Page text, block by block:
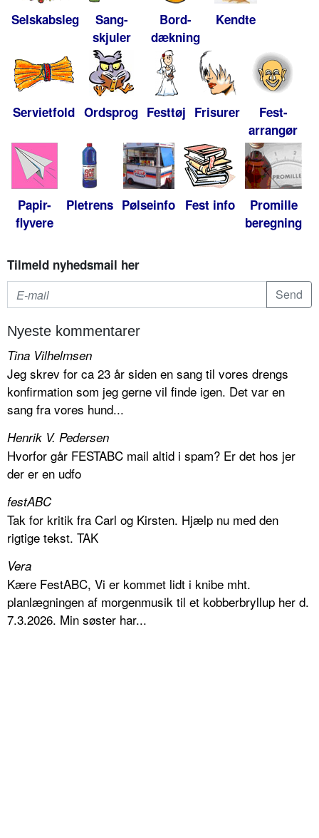
Selskabsleg
Sang-
skjuler
Bord-
dækning
Kendte
Servietfold Ordsprog Festtøj Frisurer
Fest-
arrangør
Papir-
flyvere
Pletrens Pølseinfo Fest info
Promille
beregning
Tilmeld nyhedsmail her
Nyeste kommentarer
Tina Vilhelmsen
Jeg skrev for ca 23 år siden en sang til vores drengs
konfirmation som jeg gerne vil finde igen. Det var en
sang fra vores hund...
Henrik V. Pedersen
Hvorfor går FESTABC mail altid i spam? Er det hos jer
der er en udfo
festABC
Tak for kritik fra Carl og Kirsten. Hjælp nu med den
rigtige tekst. TAK
Vera
Kære FestABC, Vi er kommet lidt i knibe mht.
planlægningen af morgenmusik til et kobberbryllup her d.
7.3.2026. Min søster har...